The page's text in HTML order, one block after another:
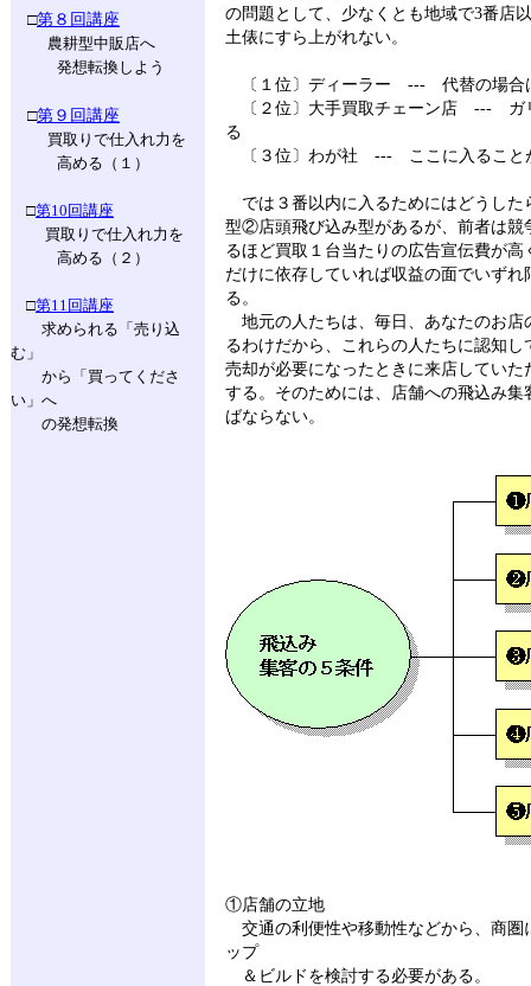
□第８回講座
農耕型中販店へ
発想転換しよう
□第９回講座
買取りで仕入れ力を
高める（１）
□第10回講座
買取りで仕入れ力を
高める（２）
□第11回講座
求められる「売り込
む」
から「買ってくださ
い」へ
の発想転換
の問題として、少なくとも地域で3番店
土俵にすら上がれない。
〔１位〕ディーラー --- 代替の場合
〔２位〕大手買取チェーン店 --- ガ
る
〔３位〕わが社 --- ここに入ること
では３番以内に入るためにはどうし
型②店頭飛び込み型があるが、前者は競
るほど買取１台当たりの広告宣伝費が高
だけに依存していれば収益の面でいずれ
る。
地元の人たちは、毎日、あなたのお店
るわけだから、これらの人たちに認知し
売却が必要になったときに来店していた
する。そのためには、店舗への飛込み集
ばならない。
①店舗の立地
交通の利便性や移動性などから、商圏
ップ
＆ビルドを検討する必要がある。